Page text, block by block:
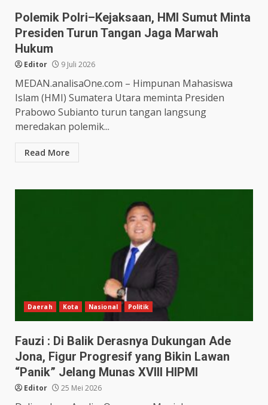
Polemik Polri–Kejaksaan, HMI Sumut Minta
Presiden Turun Tangan Jaga Marwah
Hukum
Editor 9 Juli 2026
MEDAN.analisaOne.com – Himpunan Mahasiswa
Islam (HMI) Sumatera Utara meminta Presiden
Prabowo Subianto turun tangan langsung
meredakan polemik...
Read More
Daerah Kota Nasional Politik
Fauzi : Di Balik Derasnya Dukungan Ade
Jona, Figur Progresif yang Bikin Lawan
“Panik” Jelang Munas XVIII HIPMI
Editor 25 Mei 2026